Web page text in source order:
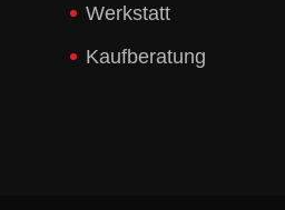
Werkstatt
Kaufberatung